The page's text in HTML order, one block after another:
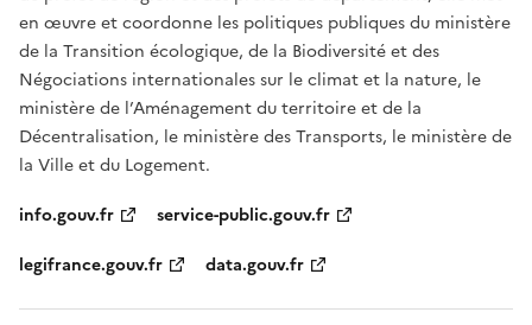
en œuvre et coordonne les politiques publiques du ministère
de la Transition écologique, de la Biodiversité et des
Négociations internationales sur le climat et la nature, le
ministère de l’Aménagement du territoire et de la
Décentralisation, le ministère des Transports, le ministère de
la Ville et du Logement.
info.gouv.fr
service-public.gouv.fr
legifrance.gouv.fr
data.gouv.fr